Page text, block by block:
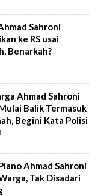
Sahroni
ke RS usai
Benarkah?
Ahmad Sahroni
Balik Termasuk
Begini Kata Polisi
Ahmad Sahroni
Tak Disadari